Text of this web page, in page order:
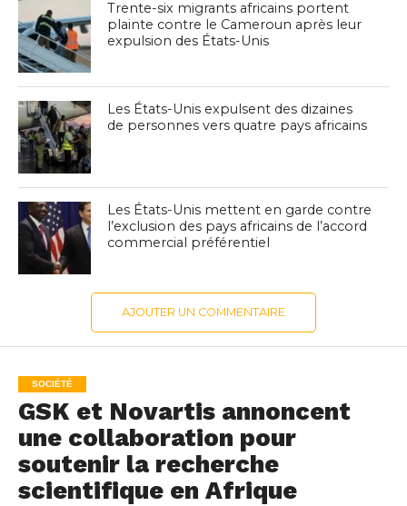
Trente-six migrants africains portent
plainte contre le Cameroun après leur
expulsion des États-Unis
Les États-Unis expulsent des dizaines
de personnes vers quatre pays africains
Les États-Unis mettent en garde contre
l’exclusion des pays africains de l’accord
commercial préférentiel
AJOUTER UN COMMENTAIRE
SOCIÉTÉ
GSK et Novartis annoncent
une collaboration pour
soutenir la recherche
scientifique en Afrique